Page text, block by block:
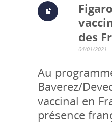
des
04/01/2021
Au
Baverez/
vaccinal en
présence